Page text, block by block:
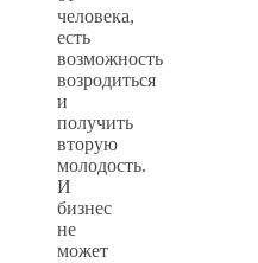
человека,
есть
возможность
возродиться
и
получить
вторую
молодость.
И
бизнес
не
может